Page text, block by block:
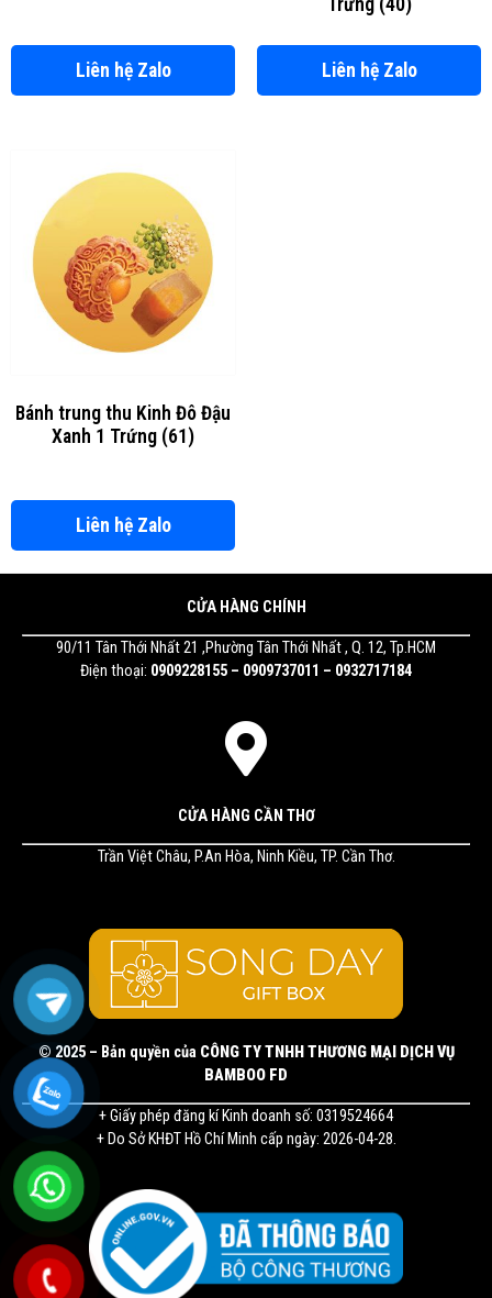
Liên hệ Zalo
Trứng (40)
Liên hệ Zalo
Bánh trung thu Kinh Đô Đậu
Xanh 1 Trứng (61)
Liên hệ Zalo
CỬA HÀNG CHÍNH
90/11 Tân Thới Nhất 21 ,Phường Tân Thới Nhất , Q. 12, Tp.HCM
Điện thoại: 0909228155 – 0909737011 – 0932717184
CỬA HÀNG CẦN THƠ
Trần Việt Châu, P.An Hòa, Ninh Kiều, TP. Cần Thơ.
© 2025 – Bản quyền của CÔNG TY TNHH THƯƠNG MẠI DỊCH VỤ
BAMBOO FD
+ Giấy phép đăng kí Kinh doanh số: 0319524664
+ Do Sở KHĐT Hồ Chí Minh cấp ngày: 2026-04-28.